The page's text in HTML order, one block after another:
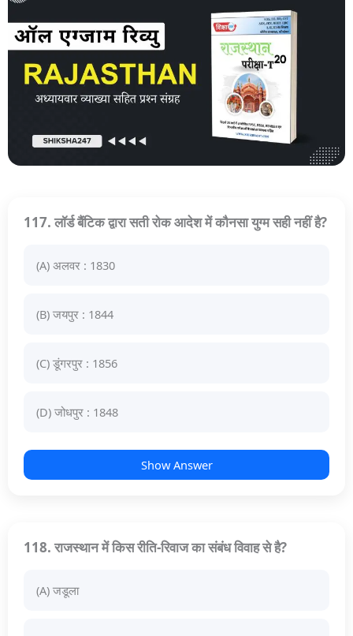
117. लॉर्ड बैंटिक द्वारा सती रोक आदेश में कौनसा युग्म सही नहीं है?
(A) अलवर : 1830
(B) जयपुर : 1844
(C) डूंगरपुर : 1856
(D) जोधपुर : 1848
Show Answer
118. राजस्थान में किस रीति-रिवाज का संबंध विवाह से है?
(A) जडूला